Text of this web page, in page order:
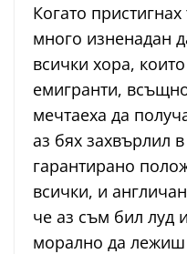
Когато
много изненадан
всички хора,
емигранти,
мечтаеха да
аз бях захвърлил
гарантирано
всички, и
че аз съм бил луд
морално да